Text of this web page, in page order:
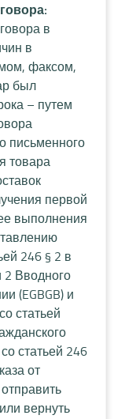
в
в
факсом,
был
– путем
письменного
товара
первой
выполнения
246 § 2 в
2 Вводного
(EGBGB) и
статьей
статьей 246
от
вернуть